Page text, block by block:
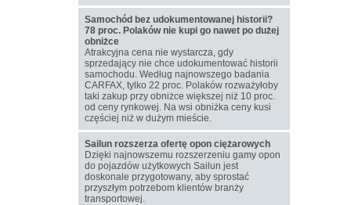
Samochód bez udokumentowanej historii?
78 proc. Polaków nie kupi go nawet po dużej
obniżce
Atrakcyjna cena nie wystarcza, gdy
sprzedający nie chce udokumentować historii
samochodu. Według najnowszego badania
CARFAX, tylko 22 proc. Polaków rozważyłoby
taki zakup przy obniżce większej niż 10 proc.
od ceny rynkowej. Na wsi obniżka ceny kusi
częściej niż w dużym mieście.
Sailun rozszerza ofertę opon ciężarowych
Dzięki najnowszemu rozszerzeniu gamy opon
do pojazdów użytkowych Sailun jest
doskonale przygotowany, aby sprostać
przyszłym potrzebom klientów branży
transportowej.